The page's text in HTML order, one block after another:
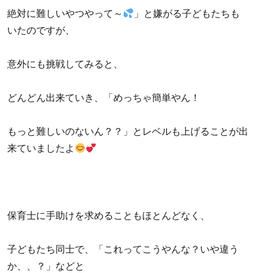
絶対に難しいやつやって～
」と嫌がる子どもたちも
いたのですが、
意外にも挑戦してみると、
どんどん出来ていき、「めっちゃ簡単やん！
もっと難しいのないん？？」とレベルも上げることが出
来ていましたよ
保育士に手助けを求めることもほとんどなく、
子どもたち同士で、「これってこうやんな？いや違う
か、、？」などと